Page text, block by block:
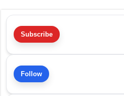
Subscribe
Follow